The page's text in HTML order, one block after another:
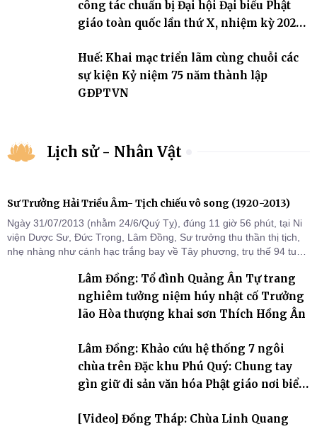
công tác chuẩn bị Đại hội Đại biểu Phật
giáo toàn quốc lần thứ X, nhiệm kỳ 2026-
Huế: Khai mạc triển lãm cùng chuỗi các
sự kiện Kỷ niệm 75 năm thành lập
GĐPTVN
Lịch sử - Nhân Vật
Sư Trưởng Hải Triều Âm- Tịch chiếu vô song (1920-2013)
Ngày 31/07/2013 (nhằm 24/6/Quý Tỵ), đúng 11 giờ 56 phút, tại Ni
viện Dược Sư, Đức Trọng, Lâm Đồng, Sư trưởng thu thần thị tịch,
nhẹ nhàng như cánh hạc trắng bay về Tây phương, trụ thế 94 tuổi
Lâm Đồng: Tổ đình Quảng Ân Tự trang
nghiêm tưởng niệm húy nhật cố Trưởng
lão Hòa thượng khai sơn Thích Hồng Ân
Lâm Đồng: Khảo cứu hệ thống 7 ngôi
chùa trên Đặc khu Phú Quý: Chung tay
gìn giữ di sản văn hóa Phật giáo nơi biển
[Video] Đồng Tháp: Chùa Linh Quang